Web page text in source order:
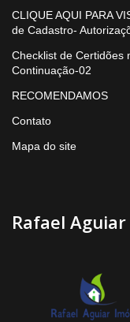
CLIQUE AQUI PARA
de Cadastro-
Checklist de Certidões
Continuação-02
RECOMENDAMOS
Contato
Mapa do site
Rafael